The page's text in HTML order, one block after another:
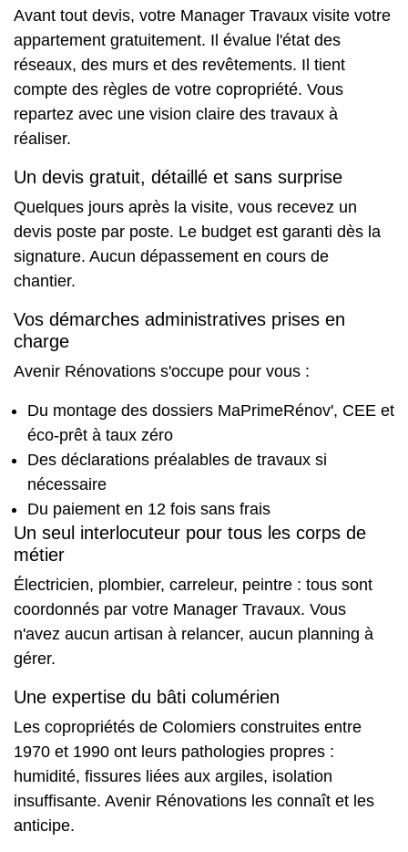
Avant tout devis, votre Manager Travaux visite votre
appartement gratuitement. Il évalue l'état des
réseaux, des murs et des revêtements. Il tient
compte des règles de votre copropriété. Vous
repartez avec une vision claire des travaux à
réaliser.
Un devis gratuit, détaillé et sans surprise
Quelques jours après la visite, vous recevez un
devis poste par poste. Le budget est garanti dès la
signature. Aucun dépassement en cours de
chantier.
Vos démarches administratives prises en
charge
Avenir Rénovations s'occupe pour vous :
Du montage des dossiers MaPrimeRénov', CEE et
éco-prêt à taux zéro
Des déclarations préalables de travaux si
nécessaire
Du paiement en 12 fois sans frais
Un seul interlocuteur pour tous les corps de
métier
Électricien, plombier, carreleur, peintre : tous sont
coordonnés par votre Manager Travaux. Vous
n'avez aucun artisan à relancer, aucun planning à
gérer.
Une expertise du bâti columérien
Les copropriétés de Colomiers construites entre
1970 et 1990 ont leurs pathologies propres :
humidité, fissures liées aux argiles, isolation
insuffisante. Avenir Rénovations les connaît et les
anticipe.